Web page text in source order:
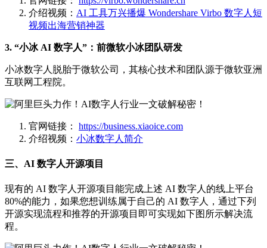
介绍视频： AI 工具万兴播爆 Wondershare Virbo 数字人短
视频出海营销神器
3. “小冰 AI 数字人”：前微软小冰团队研发
小冰数字人脱胎于微软公司，其核心技术和团队源于微软亚洲
互联网工程院。
官网链接： https://business.xiaoice.com
介绍视频： 小冰数字人简介
三、AI 数字人开源项目
现有的 AI 数字人开源项目能完成上述 AI 数字人的线上平台
80%的能力，如果您想训练属于自己的 AI 数字人，通过下列
开源实现流程和推荐的开源项目即可实现如下图所示解决流
程。